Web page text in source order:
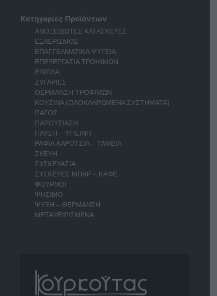
Κατηγορίες Προϊόντων
ΑΝΟΞΕΙΔΩΤΕΣ ΚΑΤΑΣΚΕΥΕΣ
ΕΞΑΕΡΙΣΜΟΣ
ΕΠΑΓΓΕΛΜΑΤΙΚΑ ΨΥΓΕΙΑ
ΕΠΕΞΕΡΓΑΣΙΑ ΤΡΟΦΙΜΩΝ
ΕΠΙΠΛΑ
ΖΥΓΑΡΙΕΣ
ΘΕΡΜΑΝΣΗ ΤΡΟΦΙΜΩΝ
ΚΟΥΖΙΝΑ (ΟΛΟΚΛΗΡΩΜΕΝΑ ΣΥΣΤΗΜΑΤΑ)
ΠΑΓΟΣ
ΠΑΡΟΥΣΙΑΣΗ
ΠΛΥΣΗ – ΥΓΙΕΙΝΗ
ΡΑΦΙΑ ΚΑΡΟΤΣΙΑ – ΤΑΜΕΙΑ
ΣΚΕΥΗ
ΣΥΣΚΕΥΑΣΙΑ
ΣΥΣΚΕΥΕΣ ΜΠΑΡ – ΚΑΦΕ
ΦΟΥΡΝΟΙ
ΨΗΣΙΜΟ
ΨΥΞΗ – ΘΕΡΜΑΝΣΗ
ΜΕΤΑΧΕΙΡΙΣΜΕΝΑ